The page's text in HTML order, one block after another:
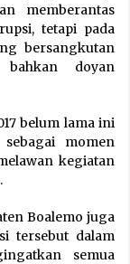
memberantas
tetapi pada
bersangkutan
doyan
belum lama ini
momen
kegiatan
Boalemo juga
tersebut dalam
semua